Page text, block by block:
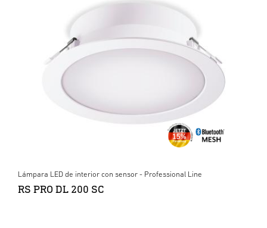
Lámpara LED de interior con sensor - Professional Line
RS PRO DL 200 SC